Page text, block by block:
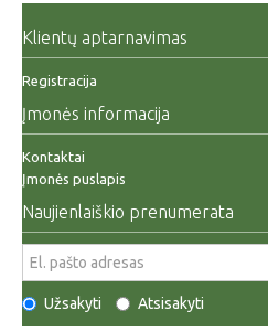
Klientų aptarnavimas
Registracija
Įmonės informacija
Kontaktai
Įmonės puslapis
Naujienlaiškio prenumerata
Užsakyti Atsisakyti